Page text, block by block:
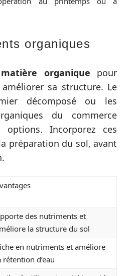
organiques
matière organique pour
sa structure. Le
décomposé ou les
du commerce
Incorporez ces
préparation du sol, avant
des nutriments et
la structure du sol
en nutriments et améliore
rétention d’eau